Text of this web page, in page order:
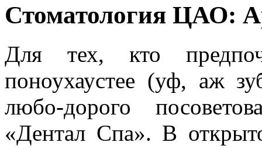
Стоматология ЦАО:
Для тех, кто
поноухаустее (уф, аж
любо-дорого
«Дентал Спа». В